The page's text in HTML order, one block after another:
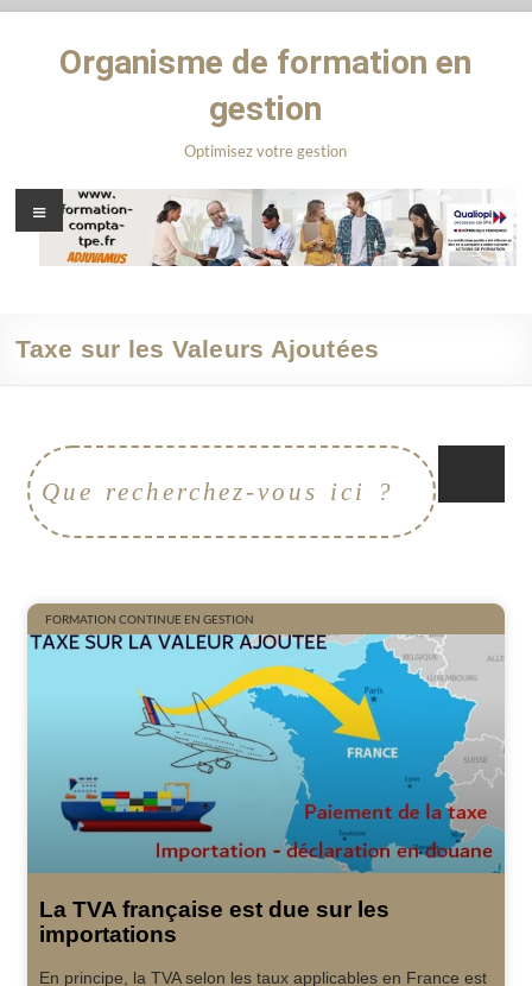
Organisme de formation en
gestion
Optimisez votre gestion
Taxe sur les Valeurs Ajoutées
FORMATION CONTINUE EN GESTION
La TVA française est due sur les
importations
En principe, la TVA selon les taux applicables en France est